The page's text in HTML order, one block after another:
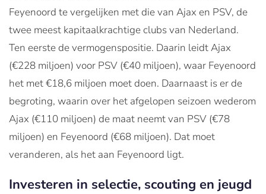
Feyenoord te vergelijken met die van Ajax en PSV, de
twee meest kapitaalkrachtige clubs van Nederland.
Ten eerste de vermogenspositie. Daarin leidt Ajax
(€228 miljoen) voor PSV (€40 miljoen), waar Feyenoord
het met €18,6 miljoen moet doen. Daarnaast is er de
begroting, waarin over het afgelopen seizoen wederom
Ajax (€110 miljoen) de maat neemt van PSV (€78
miljoen) en Feyenoord (€68 miljoen). Dat moet
veranderen, als het aan Feyenoord ligt.
Investeren in selectie, scouting en jeugd